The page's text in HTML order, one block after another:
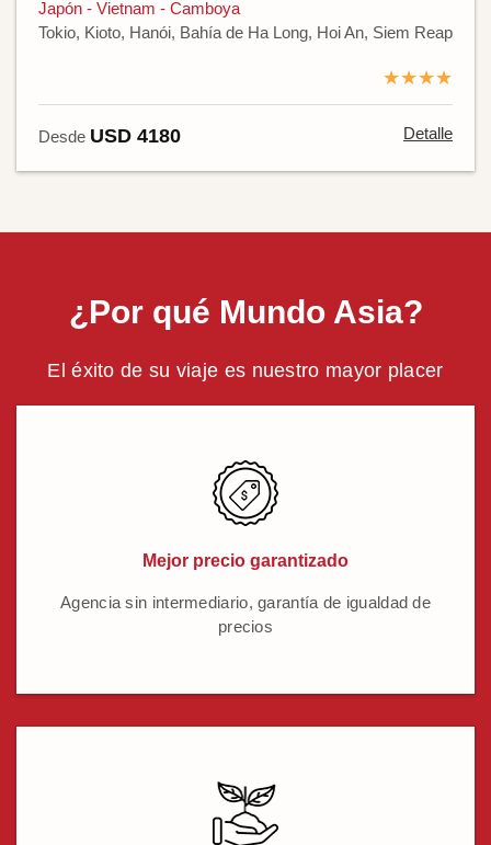
Japón - Vietnam - Camboya
Tokio, Kioto, Hanói, Bahía de Ha Long, Hoi An, Siem Reap
★★★★
Desde USD 4180 Detalle
¿Por qué Mundo Asia?
El éxito de su viaje es nuestro mayor placer
Mejor precio garantizado
Agencia sin intermediario, garantía de igualdad de
precios